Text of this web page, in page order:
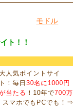
モドル
ト！！
大人気ポイントサイ
ト！毎日30名に1000円
当たる ！10年で700万
スマホでもPCでも！⇒